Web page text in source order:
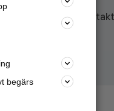
begärs